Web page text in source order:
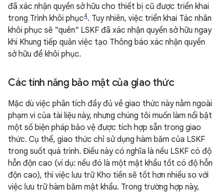
đã xác nhận quyền sở hữu cho thiết bị cũ được triển khai
trong Trình khôi phục4. Tuy nhiên, việc triển khai Tác nhân
khôi phục sẽ "quên" LSKF đã xác nhận quyền sở hữu ngay
khi Khung tiếp quản việc tạo Thông báo xác nhận quyền
sở hữu để khôi phục.
Các tính năng bảo mật của giao thức
Mặc dù việc phân tích đầy đủ về giao thức này nằm ngoài
phạm vi của tài liệu này, nhưng chúng tôi muốn làm nổi bật
một số biện pháp bảo vệ được tích hợp sẵn trong giao
thức. Cụ thể, giao thức chỉ sử dụng hàm băm của LSKF
trong suốt quá trình. Điều này có nghĩa là nếu LSKF có độ
hỗn độn cao (ví dụ: nếu đó là một mật khẩu tốt có độ hỗn
độn cao), thì việc lưu trữ Kho tiền sẽ tốt hơn nhiều so với
việc lưu trữ hàm băm mật khẩu. Trong trường hợp này,